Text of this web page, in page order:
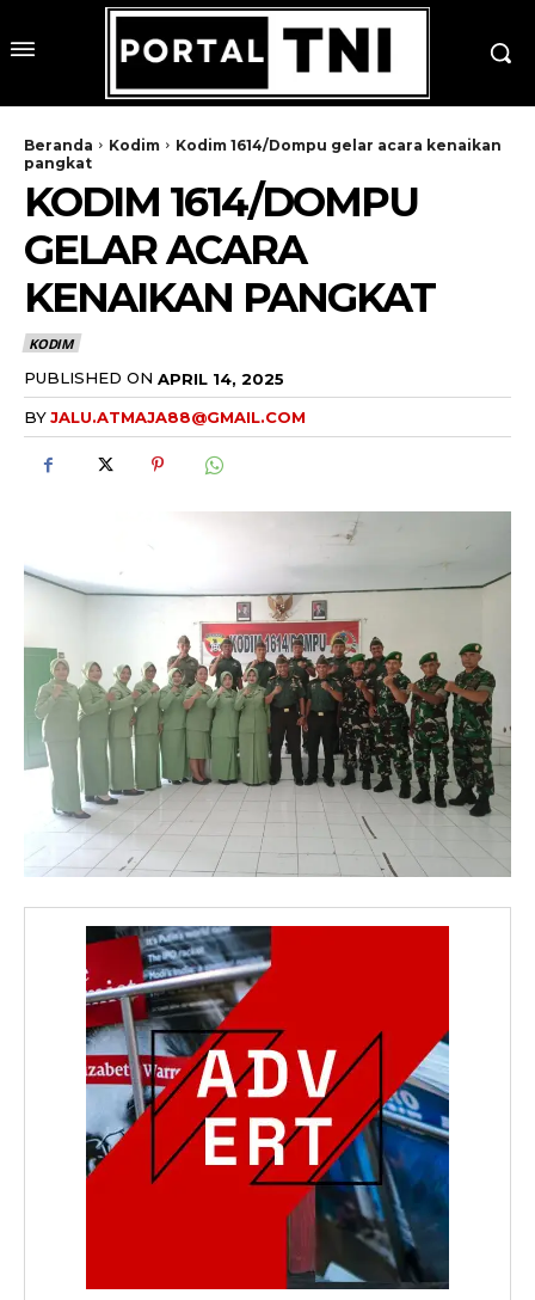
Beranda Kodim
Kodim 1614/Dompu gelar acara kenaikan
pangkat
KODIM 1614/DOMPU
GELAR ACARA
KENAIKAN PANGKAT
KODIM
PUBLISHED ON APRIL 14, 2025
BYJALU.ATMAJA88@GMAIL.COM